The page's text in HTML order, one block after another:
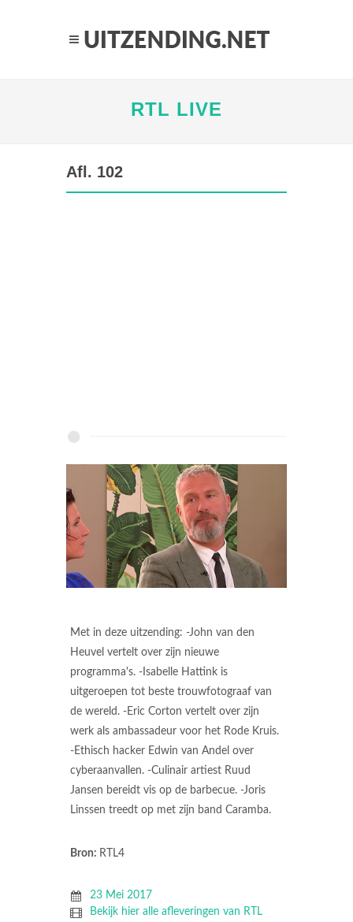
RTL LIVE
Afl. 102
Met in deze uitzending: -John van den
Heuvel vertelt over zijn nieuwe
programma's. -Isabelle Hattink is
uitgeroepen tot beste trouwfotograaf van
de wereld. -Eric Corton vertelt over zijn
werk als ambassadeur voor het Rode Kruis.
-Ethisch hacker Edwin van Andel over
cyberaanvallen. -Culinair artiest Ruud
Jansen bereidt vis op de barbecue. -Joris
Linssen treedt op met zijn band Caramba.
Bron: RTL4
23 Mei 2017
Bekijk hier alle afleveringen van RTL